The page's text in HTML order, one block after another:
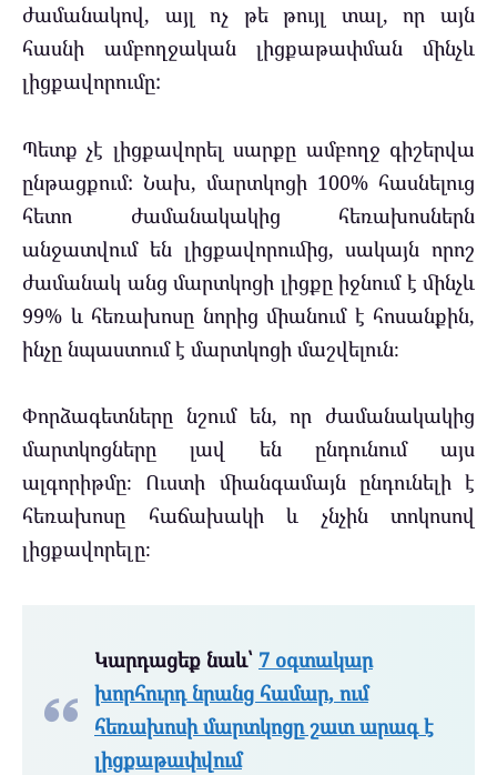
ժամանակով, այլ ոչ թե թույլ տալ, որ այն
հասնի ամբողջական լիցքաթափման մինչև
լիցքավորումը:
Պետք չէ լիցքավորել սարքը ամբողջ գիշերվա
ընթացքում: Նախ, մարտկոցի 100% հասնելուց
հետո ժամանակակից հեռախոսներն
անջատվում են լիցքավորումից, սակայն որոշ
ժամանակ անց մարտկոցի լիցքը իջնում ​​է մինչև
99% և հեռախոսը նորից միանում է հոսանքին,
ինչը նպաստում է մարտկոցի մաշվելուն։
Փորձագետները նշում են, որ ժամանակակից
մարտկոցները լավ են ընդունում այս
ալգորիթմը։ Ուստի միանգամայն ընդունելի է
հեռախոսը հաճախակի և չնչին տոկոսով
լիցքավորելը։
Կարդացեք նաև՝ 7 օգտակար
խորհուրդ նրանց համար, ում
հեռախոսի մարտկոցը շատ արագ է
լիցքաթափվում